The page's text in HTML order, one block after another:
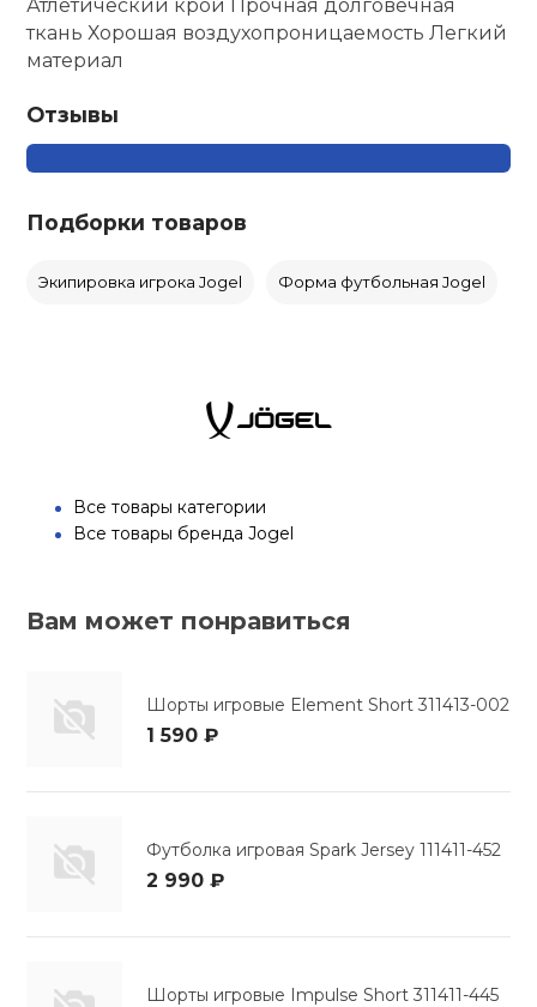
Атлетический крой Прочная долговечная
ткань Хорошая воздухопроницаемость Легкий
материал
Отзывы
Подборки товаров
Экипировка игрока Jogel Форма футбольная Jogel
Все товары категории
Все товары бренда Jogel
Вам может понравиться
Шорты игровые Element Short 311413-002
1 590 ₽
Футболка игровая Spark Jersey 111411-452
2 990 ₽
Шорты игровые Impulse Short 311411-445